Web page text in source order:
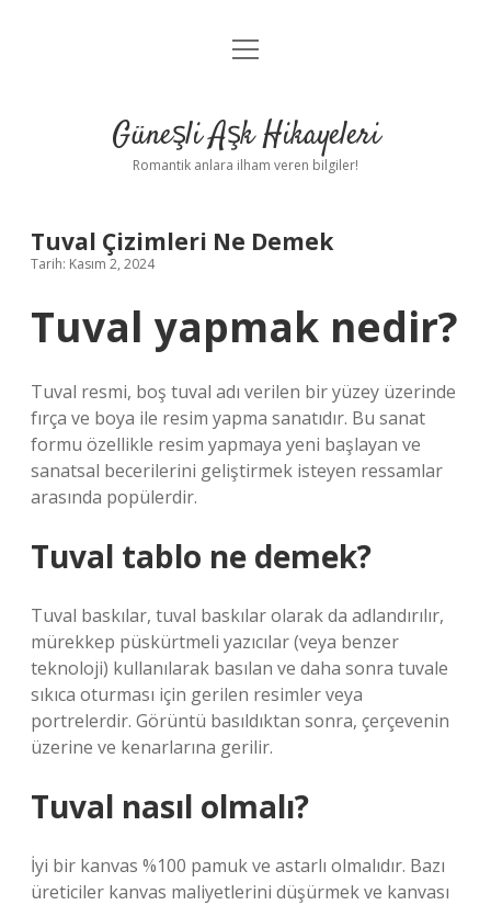
Anasayfa
Yasal Uyarı
menüyü
Güneşli Aşk Hikayeleri
Romantik anlara ilham veren bilgiler!
Tuval Çizimleri Ne Demek
Tarih: Kasım 2, 2024
Tuval yapmak nedir?
Tuval resmi, boş tuval adı verilen bir yüzey üzerinde
fırça ve boya ile resim yapma sanatıdır. Bu sanat
formu özellikle resim yapmaya yeni başlayan ve
sanatsal becerilerini geliştirmek isteyen ressamlar
arasında popülerdir.
Tuval tablo ne demek?
Tuval baskılar, tuval baskılar olarak da adlandırılır,
mürekkep püskürtmeli yazıcılar (veya benzer
teknoloji) kullanılarak basılan ve daha sonra tuvale
sıkıca oturması için gerilen resimler veya
portrelerdir. Görüntü basıldıktan sonra, çerçevenin
üzerine ve kenarlarına gerilir.
Tuval nasıl olmalı?
İyi bir kanvas %100 pamuk ve astarlı olmalıdır. Bazı
üreticiler kanvas maliyetlerini düşürmek ve kanvası